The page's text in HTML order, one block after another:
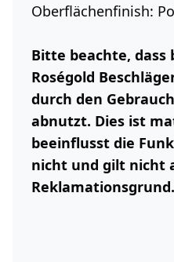
Oberflächenfinish:
Bitte beachte, dass
Roségold
durch den
abnutzt. Dies ist
beeinflusst die
nicht und gilt nicht
Reklamationsgrund.